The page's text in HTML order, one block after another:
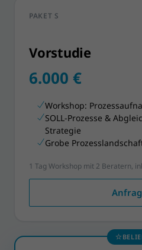
PAKET S
Vorstudie
6.000 €
Workshop:
SOLL-Prozesse &
Strategie
Grobe
1 Tag Workshop mit 2 Beratern,